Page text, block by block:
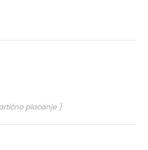
plaćanje )